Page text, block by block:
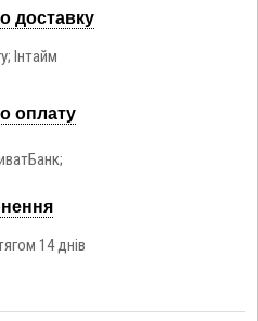
доставку
Інтайм
оплату
14 днів